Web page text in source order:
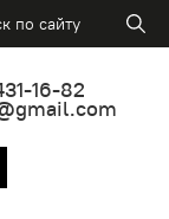
16-82